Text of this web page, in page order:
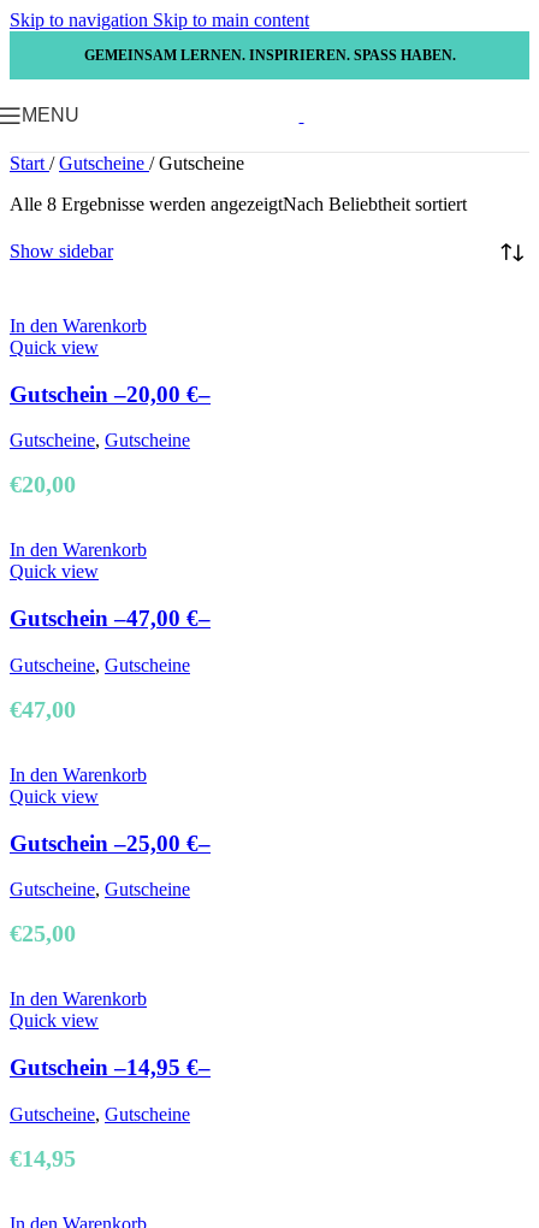
Skip to navigation Skip to main content
GEMEINSAM LERNEN. INSPIRIEREN. SPASS HABEN.
MENU
Start / Gutscheine / Gutscheine
Alle 8 Ergebnisse werden angezeigtNach Beliebtheit sortiert
Show sidebar
In den Warenkorb
Quick view
Gutschein –20,00 €–
Gutscheine, Gutscheine
€20,00
In den Warenkorb
Quick view
Gutschein –47,00 €–
Gutscheine, Gutscheine
€47,00
In den Warenkorb
Quick view
Gutschein –25,00 €–
Gutscheine, Gutscheine
€25,00
In den Warenkorb
Quick view
Gutschein –14,95 €–
Gutscheine, Gutscheine
€14,95
In den Warenkorb